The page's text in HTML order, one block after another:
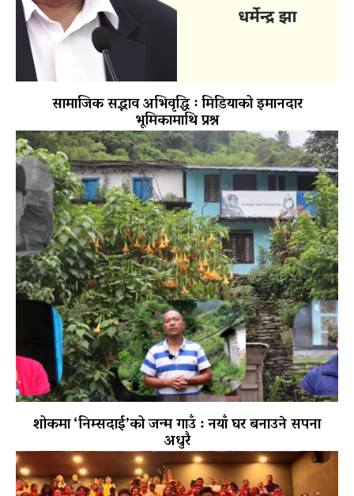
सामाजिक सद्भाव अभिवृद्धि ः मिडियाको इमानदार
भूमिकामाथि प्रश्न
शोकमा ‘निम्सदाई’को जन्म गाउँ : नयाँ घर बनाउने सपना
अधुरै